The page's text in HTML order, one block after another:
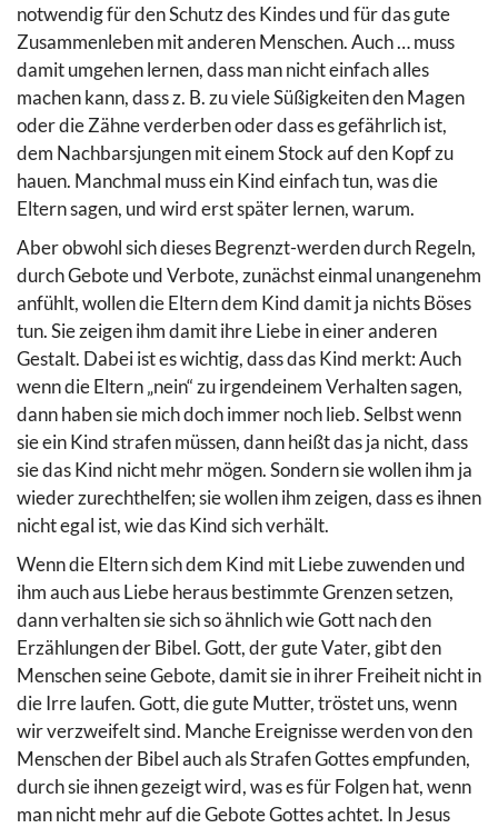
notwendig für den Schutz des Kindes und für das gute
Zusammenleben mit anderen Menschen. Auch … muss
damit umgehen lernen, dass man nicht einfach alles
machen kann, dass z. B. zu viele Süßigkeiten den Magen
oder die Zähne verderben oder dass es gefährlich ist,
dem Nachbarsjungen mit einem Stock auf den Kopf zu
hauen. Manchmal muss ein Kind einfach tun, was die
Eltern sagen, und wird erst später lernen, warum.
Aber obwohl sich dieses Begrenzt-werden durch Regeln,
durch Gebote und Verbote, zunächst einmal unangenehm
anfühlt, wollen die Eltern dem Kind damit ja nichts Böses
tun. Sie zeigen ihm damit ihre Liebe in einer anderen
Gestalt. Dabei ist es wichtig, dass das Kind merkt: Auch
wenn die Eltern „nein“ zu irgendeinem Verhalten sagen,
dann haben sie mich doch immer noch lieb. Selbst wenn
sie ein Kind strafen müssen, dann heißt das ja nicht, dass
sie das Kind nicht mehr mögen. Sondern sie wollen ihm ja
wieder zurechthelfen; sie wollen ihm zeigen, dass es ihnen
nicht egal ist, wie das Kind sich verhält.
Wenn die Eltern sich dem Kind mit Liebe zuwenden und
ihm auch aus Liebe heraus bestimmte Grenzen setzen,
dann verhalten sie sich so ähnlich wie Gott nach den
Erzählungen der Bibel. Gott, der gute Vater, gibt den
Menschen seine Gebote, damit sie in ihrer Freiheit nicht in
die Irre laufen. Gott, die gute Mutter, tröstet uns, wenn
wir verzweifelt sind. Manche Ereignisse werden von den
Menschen der Bibel auch als Strafen Gottes empfunden,
durch sie ihnen gezeigt wird, was es für Folgen hat, wenn
man nicht mehr auf die Gebote Gottes achtet. In Jesus